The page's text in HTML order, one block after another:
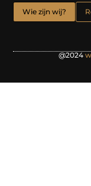
Wie zijn wij?
@2024